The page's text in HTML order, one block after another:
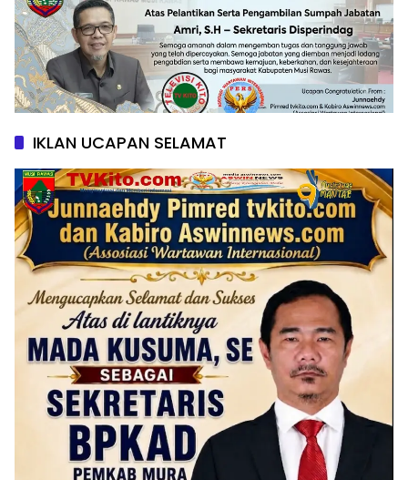
IKLAN UCAPAN SELAMAT